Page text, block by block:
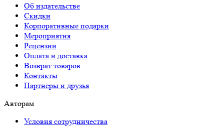
Об издательстве
Скидки
Корпоративные подарки
Мероприятия
Рецензии
Оплата и доставка
Возврат товаров
Контакты
Партнёры и друзья
Авторам
Условия сотрудничества